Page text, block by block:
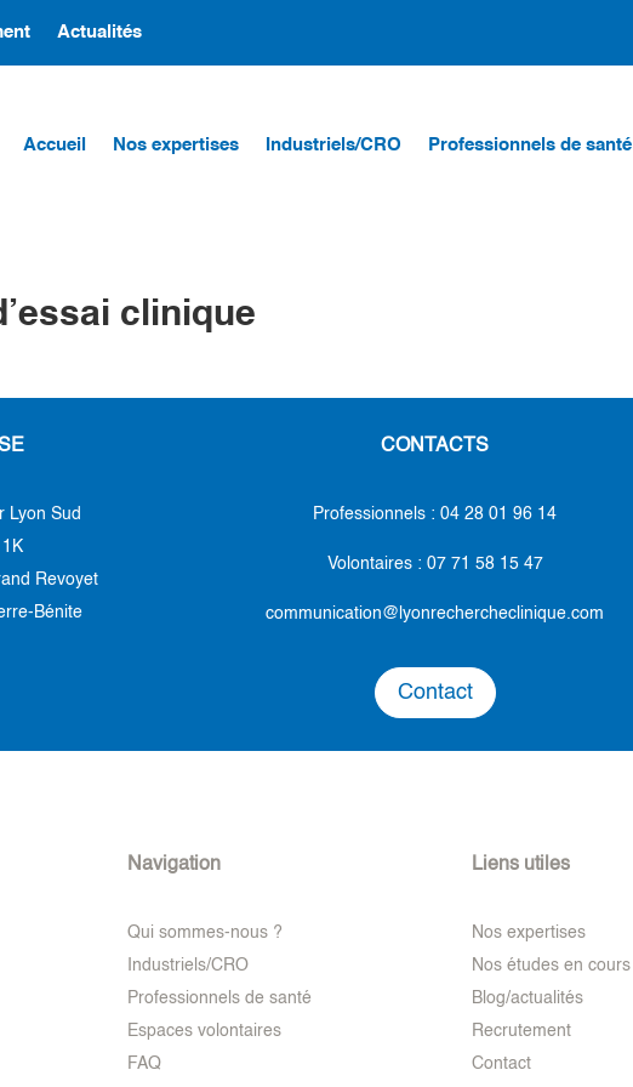
Actualités
Accueil Nos expertises Industriels/CRO Professionnels de santé
clinique
Lyon Sud
Revoyet
Bénite
CONTACTS
Professionnels : 04 28 01 96 14
Volontaires : 07 71 58 15 47
communication@lyonrechercheclinique.com
Contact
Navigation
Qui sommes-nous ?
Industriels/CRO
Professionnels de santé
Espaces volontaires
FAQ
Liens utiles
Nos expertises
Nos études en cours
Blog/actualités
Recrutement
Contact